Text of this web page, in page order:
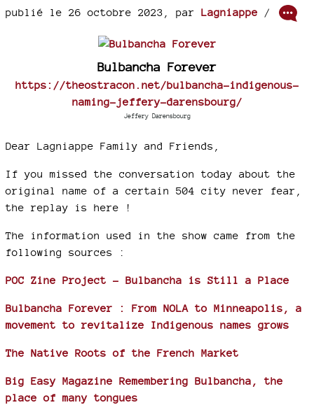
publié le 26 octobre 2023 par Lagniappe /
Bulbancha Forever
https://theostracon.net/bulbancha-indigenous-
naming-jeffery-darensbourg/
Jeffery Darensbourg
Dear Lagniappe Family and Friends,
If you missed the conversation today about the
original name of a certain 504 city never fear,
the replay is here !
The information used in the show came from the
following sources :
POC Zine Project - Bulbancha is Still a Place
Bulbancha Forever : From NOLA to Minneapolis, a
movement to revitalize Indigenous names grows
The Native Roots of the French Market
Big Easy Magazine Remembering Bulbancha, the
place of many tongues